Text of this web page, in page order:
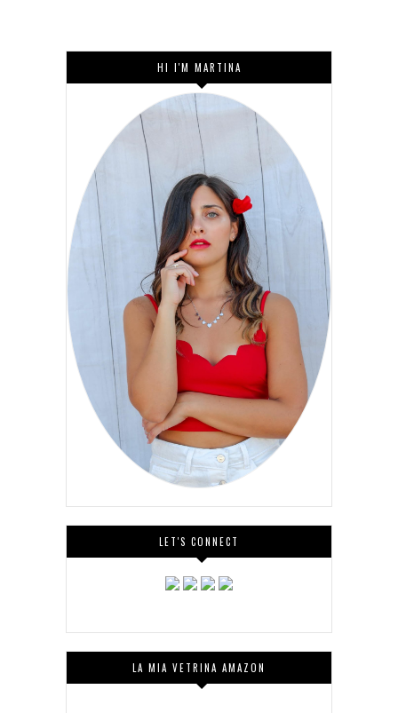
HI I'M MARTINA
LET'S CONNECT
LA MIA VETRINA AMAZON